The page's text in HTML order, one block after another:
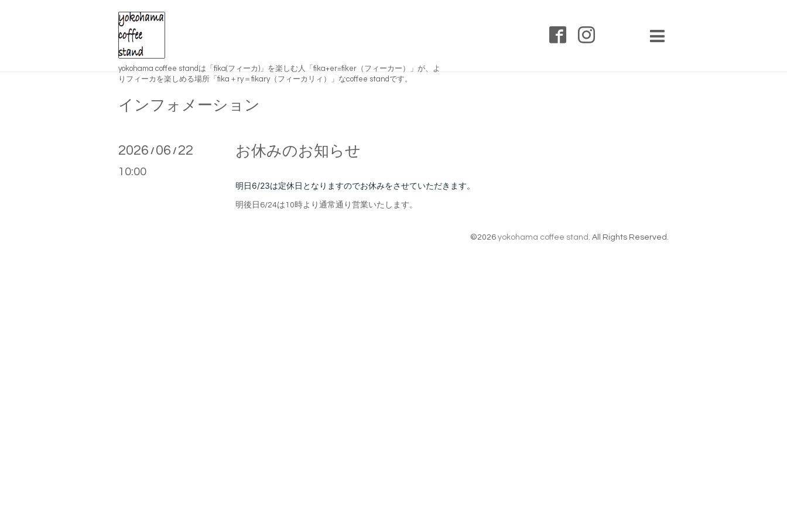
yokohama coffee standは「fika(フィーカ)」を楽しむ人「fika+er=fiker（フィーカー）」が、よ
りフィーカを楽しめる場所「fika＋ry＝fikary（フィーカリィ）」なcoffee standです。
インフォメーション
2026 / 06 / 22
10:00
お休みのお知らせ
明日6/23は定休日となりますのでお休みをさせていただきます。
明後日6/24は10時より通常通り営業いたします。
©2026 yokohama coffee stand . All Rights Reserved.